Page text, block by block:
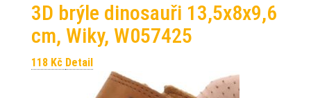
3D brýle dinosauři 13,5x8x9,6
cm, Wiky, W057425
118 Kč Detail